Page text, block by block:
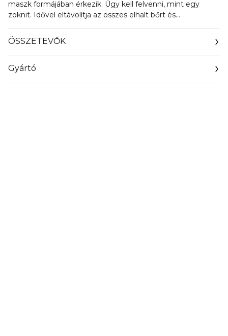
maszk formájában érkezik. Úgy kell felvenni, mint egy
zoknit. Idővel eltávolítja az összes elhalt bőrt és
láthatóan simábbá teszi.A papaya, citrom, alma, narancs és
más természetes növényi kivonatok segítenek a
bőrkeményedések eltávolításában, míg a kamillakivonat
nyugtatja a frissen hámlasztott bőrt.
ÖSSZETEVŐK
Gyártó